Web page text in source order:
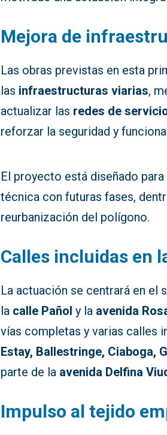
Mejora de
Las obras previstas en esta
las infraestructuras viarias,
actualizar las redes de
reforzar la seguridad y
El proyecto está diseñado
técnica con futuras fases,
reurbanización del polígono.
Calles incluidas en
La actuación se centrará en el
la calle Pañol y la avenida
vías completas y varias calles
Estay, Ballestringe, Ciaboga,
parte de la avenida Delfina
Impulso al tejido